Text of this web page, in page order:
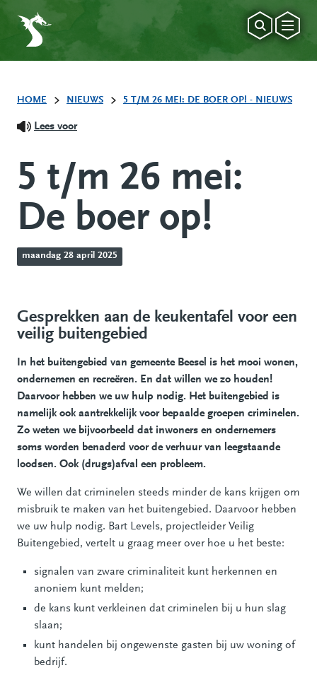
HOME NIEUWS 5 T/M 26 MEI: DE BOER OP! - NIEUWS
Lees voor
5 t/m 26 mei:
De boer op!
maandag 28 april 2025
Gesprekken aan de keukentafel voor een
veilig buitengebied
In het buitengebied van gemeente Beesel is het mooi wonen,
ondernemen en recreëren. En dat willen we zo houden!
Daarvoor hebben we uw hulp nodig. Het buitengebied is
namelijk ook aantrekkelijk voor bepaalde groepen criminelen.
Zo weten we bijvoorbeeld dat inwoners en ondernemers
soms worden benaderd voor de verhuur van leegstaande
loodsen. Ook (drugs)afval een probleem.
We willen dat criminelen steeds minder de kans krijgen om
misbruik te maken van het buitengebied. Daarvoor hebben
we uw hulp nodig. Bart Levels, projectleider Veilig
Buitengebied, vertelt u graag meer over hoe u het beste:
signalen van zware criminaliteit kunt herkennen en
anoniem kunt melden;
de kans kunt verkleinen dat criminelen bij u hun slag
slaan;
kunt handelen bij ongewenste gasten bij uw woning of
bedrijf.